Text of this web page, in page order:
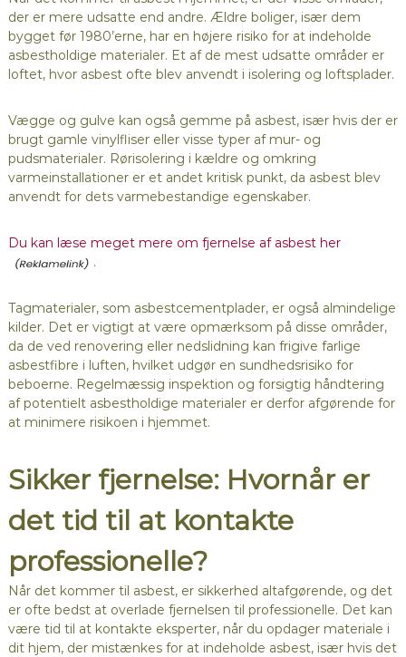
der er mere udsatte end andre. Ældre boliger, især dem
bygget før 1980’erne, har en højere risiko for at indeholde
asbestholdige materialer. Et af de mest udsatte områder er
loftet, hvor asbest ofte blev anvendt i isolering og loftsplader.
Vægge og gulve kan også gemme på asbest, især hvis der er
brugt gamle vinylfliser eller visse typer af mur- og
pudsmaterialer. Rørisolering i kældre og omkring
varmeinstallationer er et andet kritisk punkt, da asbest blev
anvendt for dets varmebestandige egenskaber.
Du kan læse meget mere om fjernelse af asbest her
.
Tagmaterialer, som asbestcementplader, er også almindelige
kilder. Det er vigtigt at være opmærksom på disse områder,
da de ved renovering eller nedslidning kan frigive farlige
asbestfibre i luften, hvilket udgør en sundhedsrisiko for
beboerne. Regelmæssig inspektion og forsigtig håndtering
af potentielt asbestholdige materialer er derfor afgørende for
at minimere risikoen i hjemmet.
Sikker fjernelse: Hvornår er
det tid til at kontakte
professionelle?
Når det kommer til asbest, er sikkerhed altafgørende, og det
er ofte bedst at overlade fjernelsen til professionelle. Det kan
være tid til at kontakte eksperter, når du opdager materiale i
dit hjem, der mistænkes for at indeholde asbest, især hvis det